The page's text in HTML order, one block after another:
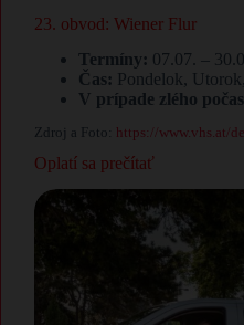
23. obvod: Wiener Flur
Termíny: 07.07. –
Čas: Pondelok,
V prípade zlého
Zdroj a Foto: https://www.vhs.at/
Oplatí sa prečítať